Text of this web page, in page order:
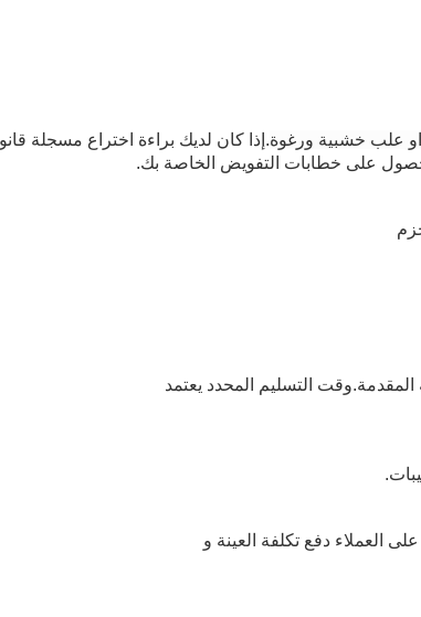
او علب خشبية ورغوة.إذا كان لديك براءة اختراع مسجلة
على خطابات التفويض الخاصة بك.
العملاء دفع تكلفة العينة و